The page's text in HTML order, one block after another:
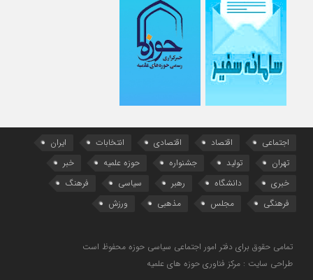
اجتماعی اقتصاد اقتصادی انتخابات
ایران
تهران
تولید جشنواره حوزه علمیه
خبر
خبری
دانشگاه رهبر سیاسی
فرهنگ
فرهنگی
مجلس مذهبی ورزش
تمامی حقوق برای دفتر امور اجتماعی سیاسی حوزه محفوظ است
طراحی سایت : مرکز فناوری حوزه های علمیه